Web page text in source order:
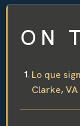
ON
Lo que
Clarke, VA